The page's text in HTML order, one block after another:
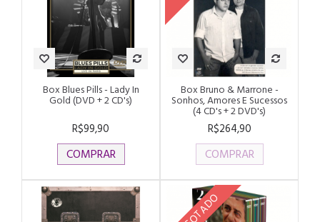
Box Blues Pills - Lady In
Gold (DVD + 2 CD's)
R$99,90
COMPRAR
Box Bruno & Marrone -
Sonhos, Amores E Sucessos
(4 CD's + 2 DVD's)
R$264,90
COMPRAR